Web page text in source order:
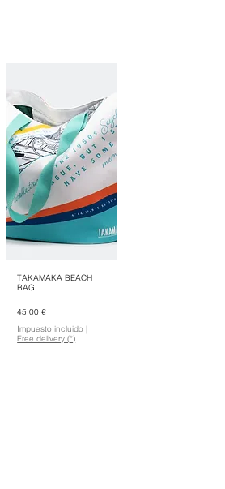
TAKAMAKA BEACH
BAG
Precio
45,00 €
Impuesto incluido |
Free delivery (*)